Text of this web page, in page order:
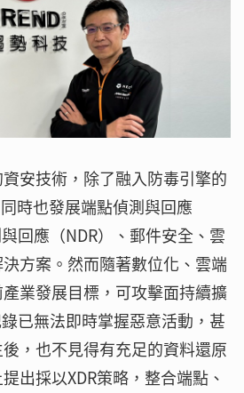
安技術，除了融入防毒引擎的
時也發展端點偵測與回應
與回應（NDR）、郵件安全、雲
方案。然而隨著數位化、雲端
業發展目標，可攻擊面持續擴
已無法即時掌握惡意活動，甚
，也不見得有充足的資料還原
出採以XDR策略，整合端點、